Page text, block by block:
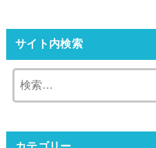
サイト内検索